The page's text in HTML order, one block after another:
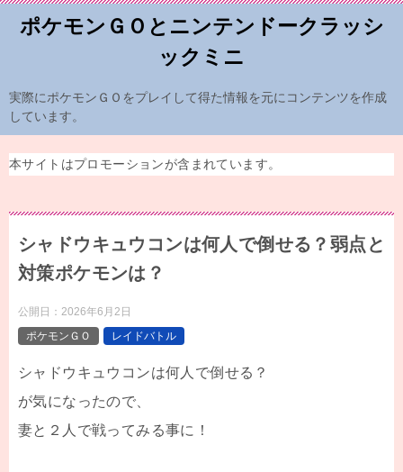
ポケモンＧＯとニンテンドークラッシ
ックミニ
実際にポケモンＧＯをプレイして得た情報を元にコンテンツを作成
しています。
本サイトはプロモーションが含まれています。
シャドウキュウコンは何人で倒せる？弱点と
対策ポケモンは？
公開日： 2026年6月2日
ポケモンＧＯ
レイドバトル
シャドウキュウコンは何人で倒せる？
が気になったので、
妻と２人で戦ってみる事に！